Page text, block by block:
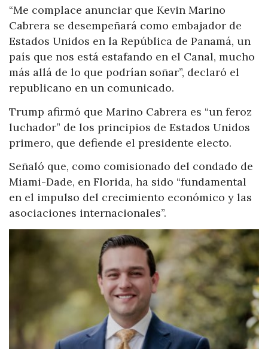
“Me complace anunciar que Kevin Marino
Cabrera se desempeñará como embajador de
Estados Unidos en la República de Panamá, un
país que nos está estafando en el Canal, mucho
más allá de lo que podrían soñar”, declaró el
republicano en un comunicado.
Trump afirmó que Marino Cabrera es “un feroz
luchador” de los principios de Estados Unidos
primero, que defiende el presidente electo.
Señaló que, como comisionado del condado de
Miami-Dade, en Florida, ha sido “fundamental
en el impulso del crecimiento económico y las
asociaciones internacionales”.